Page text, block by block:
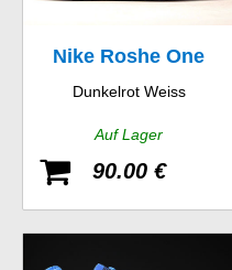
Nike Roshe One
Dunkelrot Weiss
Auf Lager
90.00 €